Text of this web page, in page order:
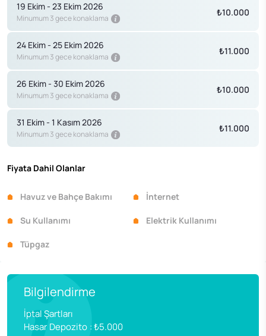
19 Ekim - 23 Ekim 2026
Minumum 3 gece konaklama
₺10.000
24 Ekim - 25 Ekim 2026
Minumum 3 gece konaklama
₺11.000
26 Ekim - 30 Ekim 2026
Minumum 3 gece konaklama
₺10.000
31 Ekim - 1 Kasım 2026
Minumum 3 gece konaklama
₺11.000
Fiyata Dahil Olanlar
Havuz ve Bahçe Bakımı İnternet
Su Kullanımı Elektrik Kullanımı
Tüpgaz
Bilgilendirme
İptal Şartları
Hasar Depozito :₺5.000